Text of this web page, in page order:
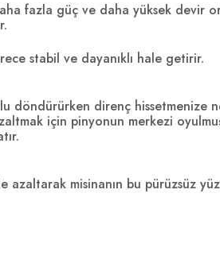
fazla güç ve daha yüksek devir
stabil ve dayanıklı hale getirir.
döndürürken direnç hissetmenize
için pinyonun merkezi
azaltarak misinanın bu pürüzsüz